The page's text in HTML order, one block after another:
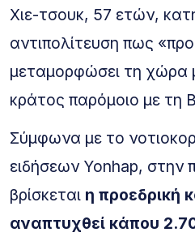
Χιε-τσουκ, 57 ετών,
αντιπολίτευση πως
μεταμορφώσει τη χώρα
κράτος παρόμοιο με τη
Σύμφωνα με το
ειδήσεων Yonhap, στην
βρίσκεται η προεδρική
αναπτυχθεί κάπου